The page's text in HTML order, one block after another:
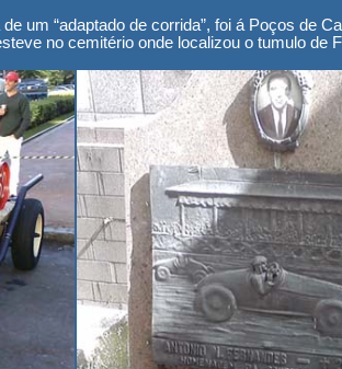
um “adaptado de corrida”, foi á Poços de
no cemitério onde localizou o tumulo de